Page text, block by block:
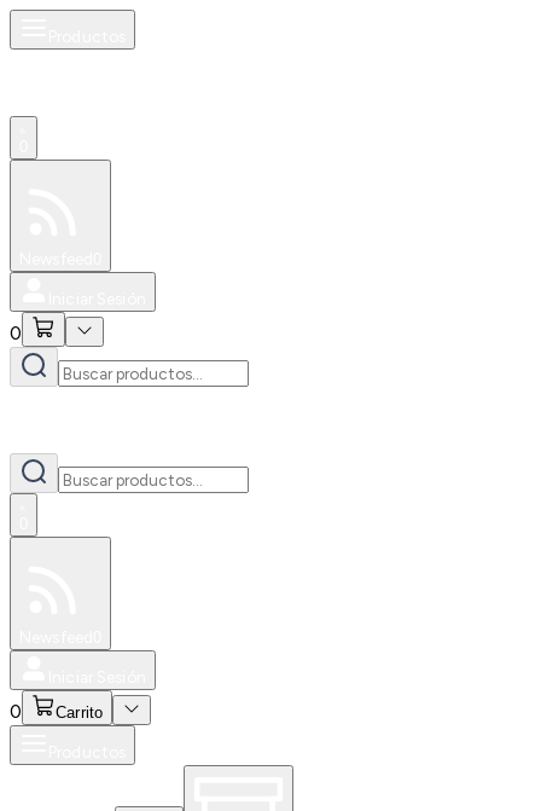
0
0 Carrito